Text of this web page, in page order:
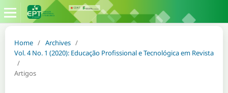
Home / Archives /
Vol. 4 No. 1 (2020): Educação Profissional e Tecnológica em Revista
/
Artigos